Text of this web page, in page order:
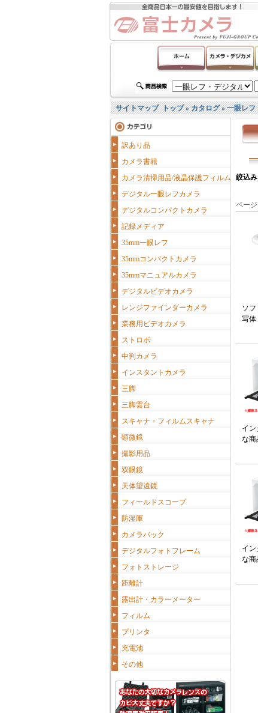
サイトマップ トップ»カタログ»一眼レフ
訳あり品
カメラ書籍
カメラ清掃用品/液晶保護フィルム
デジタル一眼レフカメラ
デジタルコンパクトカメラ
記録メディア
35mm一眼レフ
35mmコンパクトカメラ
35mmマニュアルカメラ
デジタルビデオカメラ
レンジファインダーカメラ
業務用ビデオカメラ
ストロボ
中判カメラ
インスタントカメラ
三脚
三脚雲台
スキャナ・フィルムスキャナ
顕微鏡
撮影用品
双眼鏡
天体望遠鏡
フィールドスコープ
防湿庫
カメラバック
デジタルフォトフレーム
フォトストレージ
距離計
露出計・カラーメーター
フィルム
プリンタ
充電池
その他
絞込み
ペー
ソ
写体
イ
な商
イ
な商